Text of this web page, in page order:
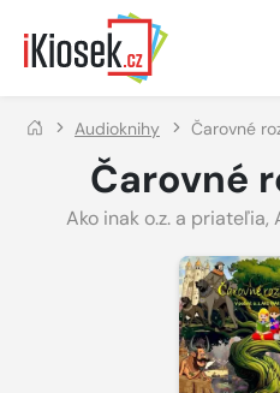
Přejít na hlavní obsah
Audioknihy Čarovné
Čarovné
Ako inak o.z. a priateľia,